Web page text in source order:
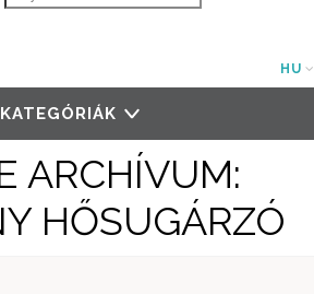
HU
KATEGÓRIÁK
ARCHÍVUM:
HŐSUGÁRZÓ